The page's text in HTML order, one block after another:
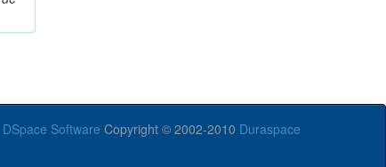
DSpace Software Copyright © 2002-2010 Duraspace